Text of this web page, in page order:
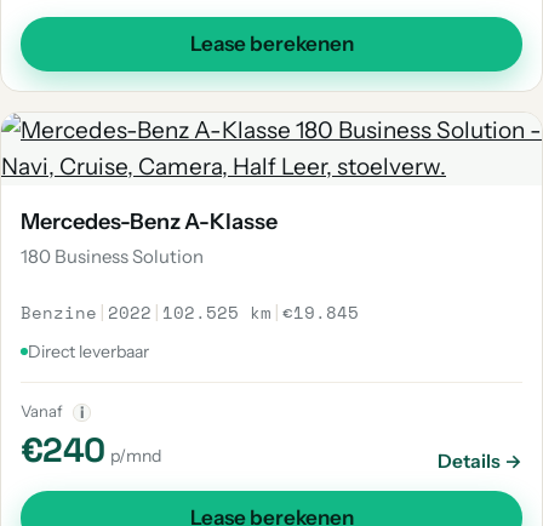
Lease berekenen
Mercedes-Benz A-Klasse
180 Business Solution
Benzine | 2022 | 102.525 km |€19.845
Direct leverbaar
Vanaf i
€240 p/mnd Details →
Lease berekenen